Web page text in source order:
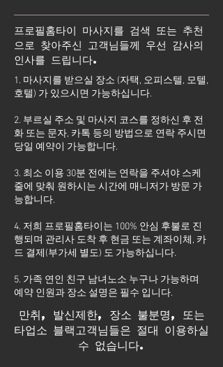
프로필홈타이 마사지를 검색 또는 추천
으로 찾아주신 고객님들께 우선 감사의
인사를 드립니다.
1. 마사지를 받으실 장소 (자택, 오피스텔, 모텔,
호텔) 가 있으시면 가능하십니다.
2. 부르실 주소 및 마사지 코스를 정하신 후 전
화 또는 문자, 카톡 등의 방법으로 연락 주시면
당일 예약이 가능합니다.
3. 최소 이용 30분 전에는 연락을 주셔야 스케
줄에 맞춰 원하시는 시간에 매니저가 방문 가
능합니다.
4. 저희 프로필홈타이는 100% 안심 후불로 진
행되며 관리사 도착 후 현금 또는 계좌이체, 카
드 결제(부가세 별도) 도 가능하십니다.
5. 가족 연인 친구 남녀노소 누구나 가능하며
예약 인원과 장소 설명은 필수 입니다.
만취, 발신제한, 장소 불분명, 또는
타업소 블랙고객님들은 절대 이용하실
수 없습니다.